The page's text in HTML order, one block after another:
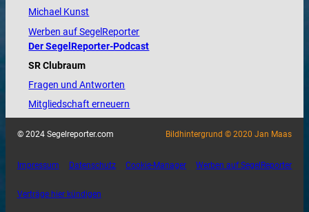
Michael Kunst
Werben auf SegelReporter
Der SegelReporter-Podcast
SR Clubraum
Fragen und Antworten
Mitgliedschaft erneuern
© 2024 Segelreporter.com Bildhintergrund © 2020 Jan Maas
Impressum Datenschutz Cookie-Manager Werben auf SegelReporter
Verträge hier kündigen